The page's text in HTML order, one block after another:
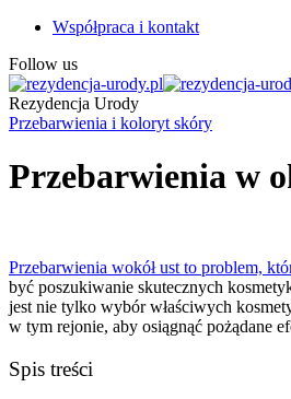
Współpraca i kontakt
Follow us
Rezydencja Urody
Przebarwienia i koloryt skóry
Przebarwienia w
Przebarwienia wokół ust to problem,
być poszukiwanie skutecznych
jest nie tylko wybór właściwych
w tym rejonie, aby osiągnąć pożądane
Spis treści